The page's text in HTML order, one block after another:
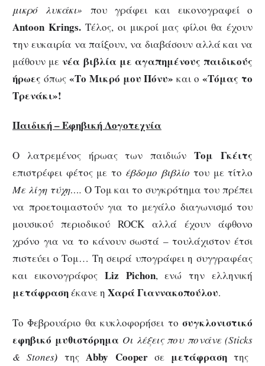
μικρό λυκάκι» που γράφει και εικονογραφεί ο
Antoon Krings. Τέλος, οι μικροί μας φίλοι θα έχουν
την ευκαιρία να παίξουν, να διαβάσουν αλλά και να
μάθουν μενέα βιβλία με αγαπημένους παιδικούς
ήρωες όπως «Το Μικρό μου Πόνυ» και ο«Τόμας το
Τρενάκι»!
Παιδική – Εφηβική Λογοτεχνία
Ο λατρεμένος ήρωας των παιδιώνΤομ Γκέιτς
επιστρέφει φέτος με το έβδομο βιβλίο του με τίτλο
Με λίγη τύχη…. Ο Τομ και το συγκρότημα του πρέπει
να προετοιμαστούν για το μεγάλο διαγωνισμό του
μουσικού περιοδικού ROCK αλλά έχουν άφθονο
χρόνο για να το κάνουν σωστά – τουλάχιστον έτσι
πιστεύει ο Τομ… Τη σειρά υπογράφει η συγγραφέας
και εικονογράφος Liz Pichon, ενώ την ελληνική
μετάφρασηέκανε η Χαρά Γιαννακοπούλου.
Το Φεβρουάριο θα κυκλοφορήσει το συγκλονιστικό
εφηβικό μυθιστόρημα Οι λέξεις που πονάνε (Sticks
&Stones)τηςAbby Cooperσε μετάφρασητης